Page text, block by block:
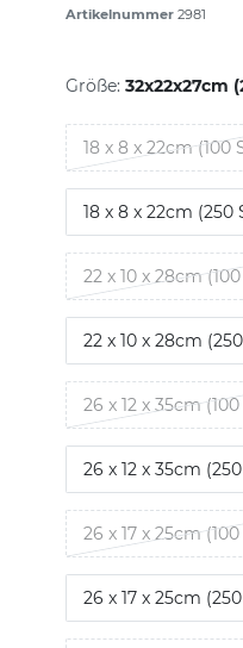
Artikelnummer 2981
Größe: 32x22x27cm
18 x 8 x 22cm (100
18 x 8 x 22cm (250
22 x 10 x 28cm
22 x 10 x 28cm
26 x 12 x 35cm
26 x 12 x 35cm
26 x 17 x 25cm
26 x 17 x 25cm